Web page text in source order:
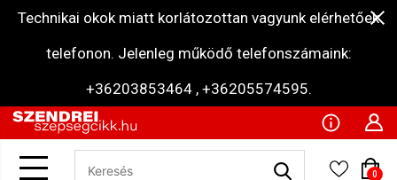
Technikai okok miatt korlátozottan vagyunk elérhetőek
telefonon. Jelenleg működő telefonszámaink:
+36203853464 , +36205574595.
0